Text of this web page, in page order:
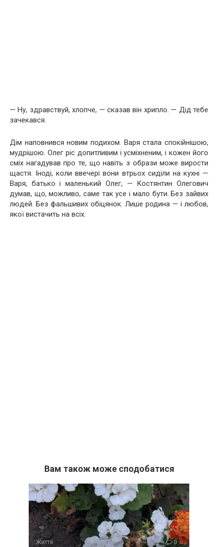
— Ну, здравствуй, хлопче, — сказав він хрипло. — Дід тебе
зачекався.
Дім наповнився новим подихом. Варя стала спокійнішою,
мудрішою. Олег ріс допитливим і усміхненим, і кожен його
сміх нагадував про те, що навіть з образи може вирости
щастя. Іноді, коли ввечері вони втрьох сиділи на кухні —
Варя, батько і маленький Олег, — Костянтин Олегович
думав, що, можливо, саме так усе і мало бути. Без зайвих
людей. Без фальшивих обіцянок. Лише родина — і любов,
якої вистачить на всіх.
Вам також може сподобатися
Життя 0